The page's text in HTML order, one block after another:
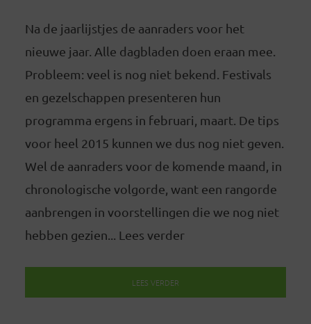
Na de jaarlijstjes de aanraders voor het
nieuwe jaar. Alle dagbladen doen eraan mee.
Probleem: veel is nog niet bekend. Festivals
en gezelschappen presenteren hun
programma ergens in februari, maart. De tips
voor heel 2015 kunnen we dus nog niet geven.
Wel de aanraders voor de komende maand, in
chronologische volgorde, want een rangorde
aanbrengen in voorstellingen die we nog niet
hebben gezien... Lees verder
LEES VERDER